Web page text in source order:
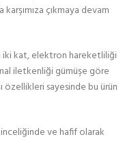
çıkmaya devam
iki kat, elektron hareketliliği
iletkenliği gümüşe göre
özellikleri sayesinde bu ürün
ve hafif olarak